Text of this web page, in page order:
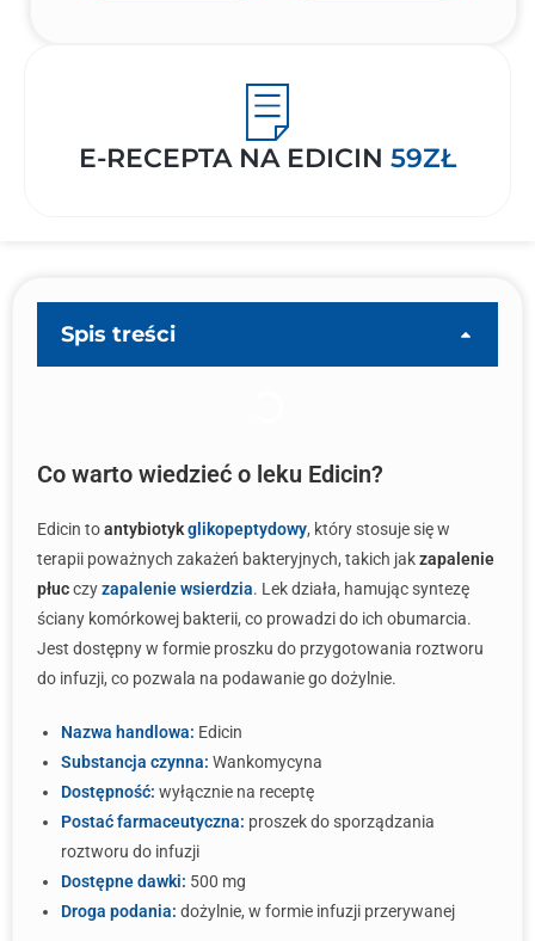
E-RECEPTA NA EDICIN 59ZŁ
Spis treści
Co warto wiedzieć o leku Edicin?
Edicin toantybiotykglikopeptydowy, który stosuje się w
terapii poważnych zakażeń bakteryjnych, takich jakzapalenie
płucczyzapalenie wsierdzia. Lek działa, hamując syntezę
ściany komórkowej bakterii, co prowadzi do ich obumarcia.
Jest dostępny w formie proszku do przygotowania roztworu
do infuzji, co pozwala na podawanie go dożylnie.
Nazwa handlowa: Edicin
Substancja czynna: Wankomycyna
Dostępność: wyłącznie na receptę
Postać farmaceutyczna: proszek do sporządzania
roztworu do infuzji
Dostępne dawki: 500 mg
Droga podania: dożylnie, w formie infuzji przerywanej